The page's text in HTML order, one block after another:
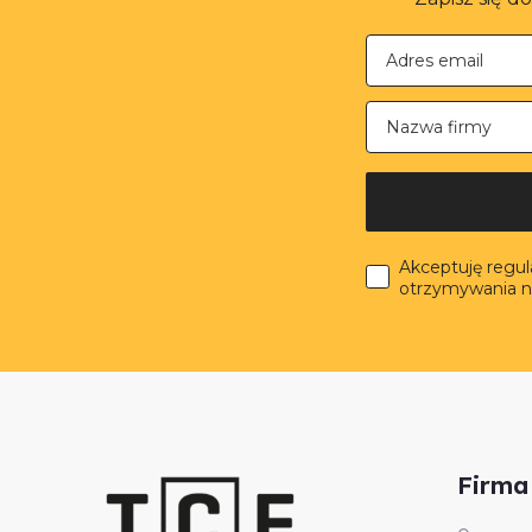
Nazwa firmy
Akceptuję
otrzymywania
Firma